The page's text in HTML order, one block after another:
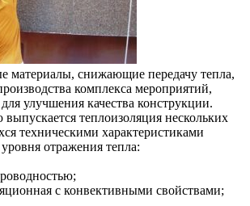
материалы, снижающие передачу тепла,
комплекса мероприятий,
улучшения качества конструкции.
теплоизоляция нескольких
техническими характеристиками
отражения тепла:
с конвективными свойствами;